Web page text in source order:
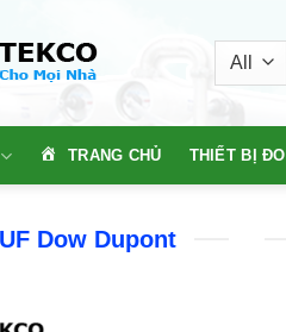
TRANG CHỦ THIẾT BỊ ĐO
Dow Dupont